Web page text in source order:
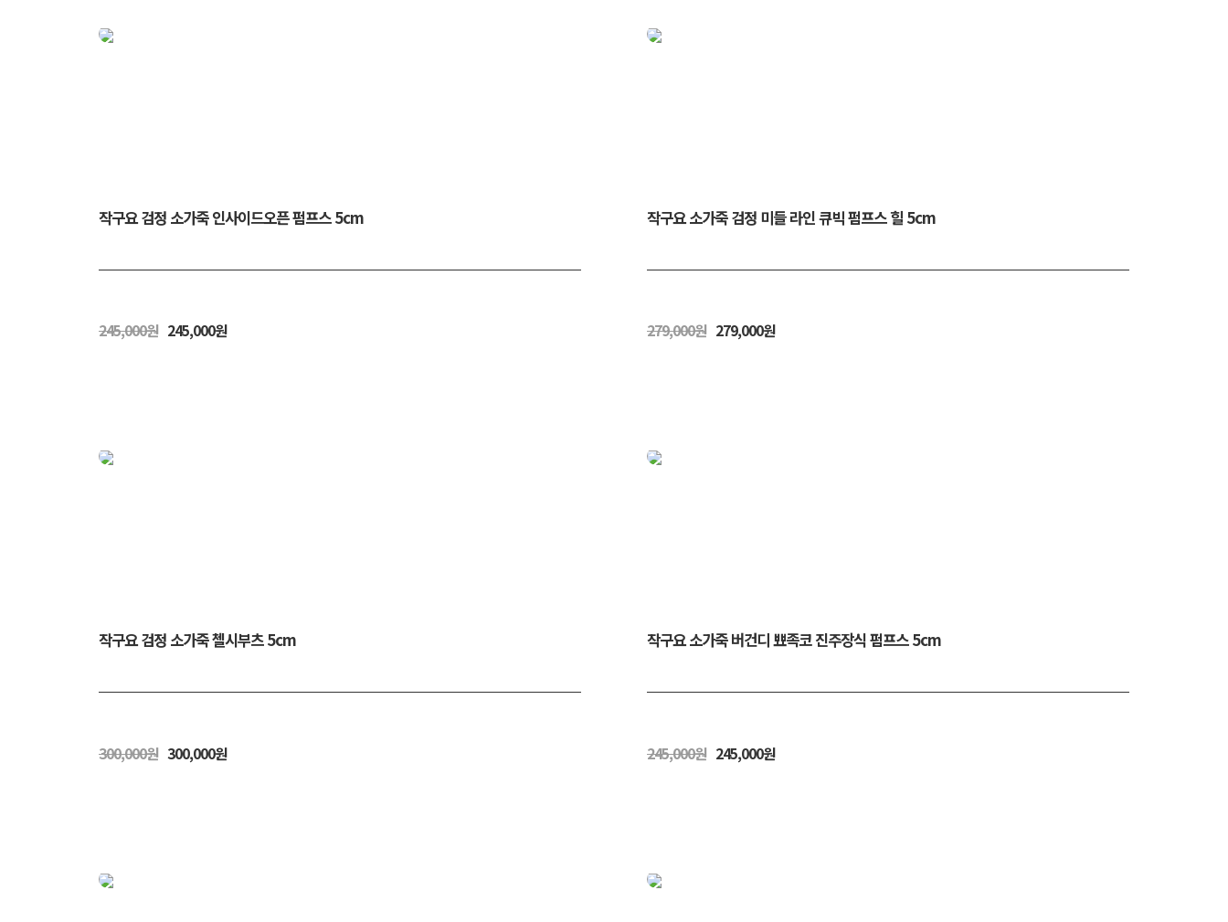
작구요 검정 소가죽 인사이드오픈 펌프스 5cm
245,000원 245,000원
작구요 소가죽 검정 미들 라인 큐빅 펌프스 힐 5cm
279,000원 279,000원
작구요 검정 소가죽 첼시부츠 5cm
300,000원 300,000원
작구요 소가죽 버건디 뾰족코 진주장식 펌프스 5cm
245,000원 245,000원